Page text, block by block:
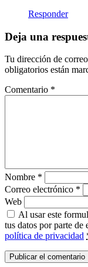
Responder
Deja una
Tu dirección de
obligatorios están
Comentario *
Nombre *
Correo electrónico *
Web
Al usar este
tus datos por parte de
política de privacidad